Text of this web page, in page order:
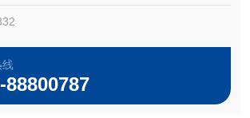
线
88800787